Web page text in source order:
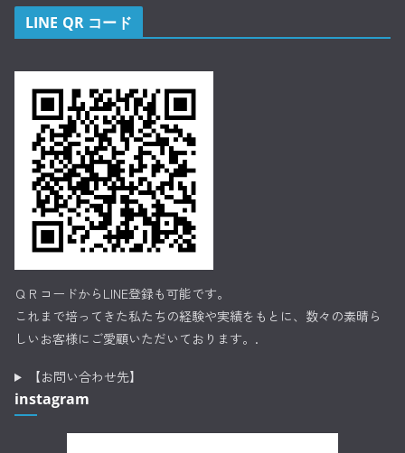
LINE QR コード
ＱＲコードからLINE登録も可能です。
これまで培ってきた私たちの経験や実績をもとに、数々の素晴ら
しいお客様にご愛顧いただいております。.
【お問い合わせ先】
instagram